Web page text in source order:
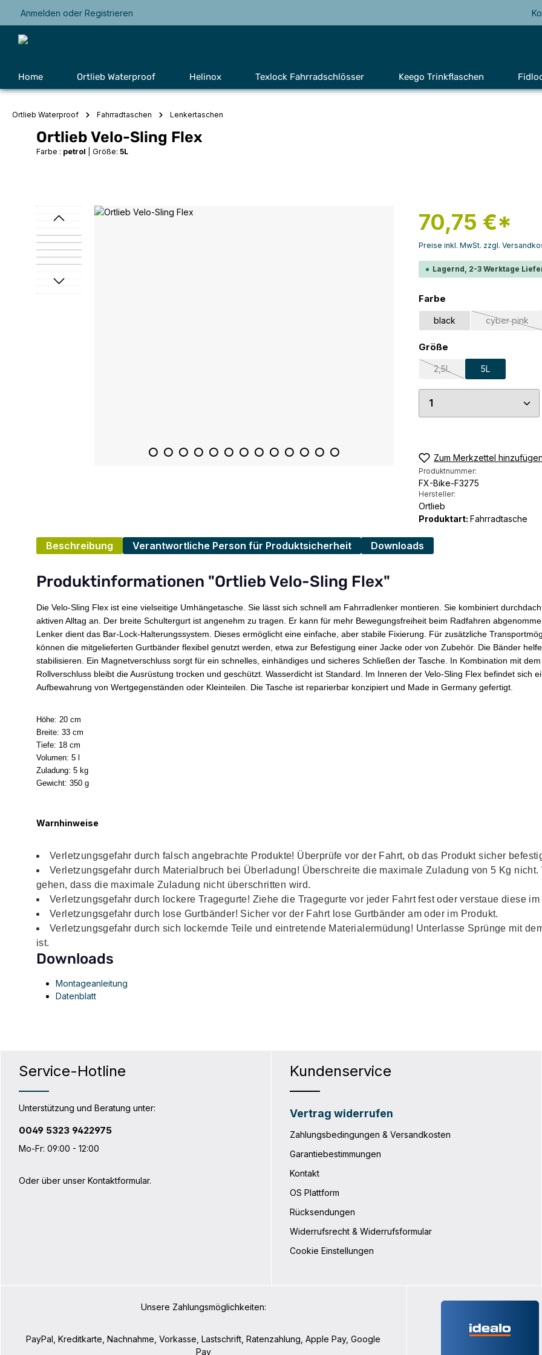
Hauptnavigation springen
Anmelden oder Registrieren
Home Ortlieb Waterproof Helinox Texlock Fahrradschlösser Keego Trinkflaschen
Ortlieb Waterproof Fahrradtaschen Lenkertaschen
Ortlieb Velo-Sling Flex
Farbe : petrol Größe: 5L
Bildergalerie überspringen 70,75 €*
Preise inkl. MwSt. zzgl.
Lagernd, 2-3 Werktage
Farbe
black cyber pink
(Diese
Größe
2,5L
(Diese Option ist zurzeit
5L
Produkt Anzahl:
Zum Merkzettel hinzufügen
Produktnummer:
FX-Bike-F3275
Hersteller:
Ortlieb
Produktart: Fahrradtasche
Beschreibung Verantwortliche Person für Produktsicherheit Downloads
Produktinformationen "Ortlieb Velo-Sling Flex"
Die Velo-Sling Flex ist eine vielseitige Umhängetasche. Sie lässt sich schnell am Fahrradlenker montieren. Sie kombiniert
aktiven Alltag an. Der breite Schultergurt ist angenehm zu tragen. Er kann für mehr Bewegungsfreiheit beim Radfahren
Lenker dient das Bar-Lock-Halterungssystem. Dieses ermöglicht eine einfache, aber stabile Fixierung. Für zusätzliche
können die mitgelieferten Gurtbänder flexibel genutzt werden, etwa zur Befestigung einer Jacke oder von Zubehör. Die Bänder
stabilisieren. Ein Magnetverschluss sorgt für ein schnelles, einhändiges und sicheres Schließen der Tasche. In Kombination mit
Rollverschluss bleibt die Ausrüstung trocken und geschützt. Wasserdicht ist Standard. Im Inneren der Velo-Sling Flex befindet sich
Aufbewahrung von Wertgegenständen oder Kleinteilen. Die Tasche ist reparierbar konzipiert und Made in Germany gefertigt.
Höhe: 20 cm
Breite: 33 cm
Tiefe: 18 cm
Volumen: 5 l
Zuladung: 5 kg
Gewicht: 350 g
Warnhinweise
Verletzungsgefahr durch falsch angebrachte Produkte! Überprüfe vor der Fahrt, ob das Produkt sicher
Verletzungsgefahr durch Materialbruch bei Überladung! Überschreite die maximale Zuladung von 5 Kg
gehen, dass die maximale Zuladung nicht überschritten wird.
Verletzungsgefahr durch lockere Tragegurte! Ziehe die Tragegurte vor jeder Fahrt fest oder verstaue diese im
Verletzungsgefahr durch lose Gurtbänder! Sicher vor der Fahrt lose Gurtbänder am oder im Produkt.
Verletzungsgefahr durch sich lockernde Teile und eintretende Materialermüdung! Unterlasse Sprünge mit
ist.
Downloads
Montageanleitung
Datenblatt
Service-Hotline
Unterstützung und Beratung unter:
0049 5323 9422975
Mo-Fr: 09:00 - 12:00
Oder über unser Kontaktformular.
Kundenservice
Vertrag widerrufen
Zahlungsbedingungen & Versandkosten
Garantiebestimmungen
Kontakt
OS Plattform
Rücksendungen
Widerrufsrecht & Widerrufsformular
Cookie Einstellungen
Unsere Zahlungsmöglichkeiten:
PayPal, Kreditkarte, Nachnahme, Vorkasse, Lastschrift, Ratenzahlung, Apple Pay, Google
Pay